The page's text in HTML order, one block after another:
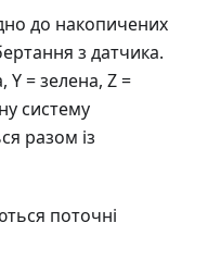
до накопичених
з датчика.
Y = зелена, Z =
систему
разом із
поточні